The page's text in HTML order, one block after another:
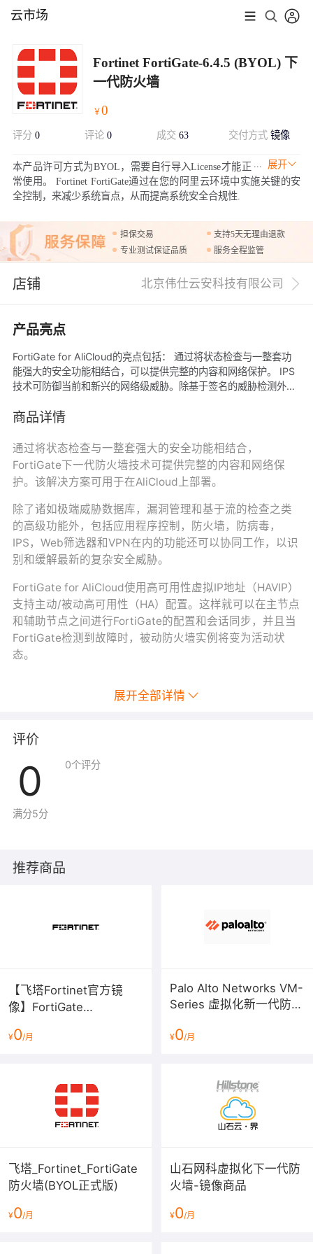
云市场
Fortinet FortiGate-6.4.5 (BYOL) 下
一代防火墙
￥0
评分 0 评论 0 成交 63 交付方式镜像
展开
本产品许可方式为BYOL，需要自行导入License才能正
常使用。 Fortinet FortiGate通过在您的阿里云环境中实施关键的安
全控制，来减少系统盲点，从而提高系统安全合规性.
担保交易
支持5天无理由退款
专业测试保证品质
服务全程监管
店铺 北京伟仕云安科技有限公司
产品亮点
FortiGate for AliCloud的亮点包括： 通过将状态检查与一整套功
能强大的安全功能相结合，可以提供完整的内容和网络保护。 IPS
技术可防御当前和新兴的网络级威胁。除基于签名的威胁检测外，
文件匹配的任何流量。 新的Docker应用程序控制签名可保护您的
商品详情
通过将状态检查与一整套强大的安全功能相结合，
FortiGate下一代防火墙技术可提供完整的内容和网络保
护。该解决方案可用于在AliCloud上部署。
除了诸如极端威胁数据库，漏洞管理和基于流的检查之类
的高级功能外，包括应用程序控制，防火墙，防病毒，
IPS，Web筛选器和VPN在内的功能还可以协同工作，以识
别和缓解最新的复杂安全威胁。
FortiGate for AliCloud使用高可用性虚拟IP地址（HAVIP）
支持主动/被动高可用性（HA）配置。这样就可以在主节点
和辅助节点之间进行FortiGate的配置和会话同步，并且当
FortiGate检测到故障时，被动防火墙实例将变为活动状
态。
展开全部详情
评价
0
满分5分
0个评分
推荐商品
【飞塔Fortinet官方镜
像】FortiGate
火墙
¥0/月
Palo Alto Networks VM-
Series 虚拟化新一代防火
¥0/月
飞塔_Fortinet_FortiGate
防火墙(BYOL正式版)
¥0/月
山石网科虚拟化下一代防
火墙-镜像商品
¥0/月